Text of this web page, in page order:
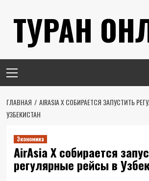
содержимому
ТУРАН
меню
ГЛАВНАЯ
AIRASIA X СОБИРАЕТСЯ ЗАПУСТИТЬ
УЗБЕКИСТАН
Экономика
AirAsia X собирается
регулярные рейсы в